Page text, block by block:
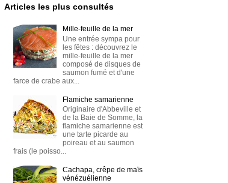
Articles les plus consultés
Mille-feuille de la mer
Une entrée sympa pour
les fêtes : découvrez le
mille-feuille de la mer
composé de disques de
saumon fumé et d'une
farce de crabe aux...
Flamiche samarienne
Originaire d'Abbeville et
de la Baie de Somme, la
flamiche samarienne est
une tarte picarde au
poireau et au saumon
frais (le poisso...
Cachapa, crêpe de maïs
vénézuélienne